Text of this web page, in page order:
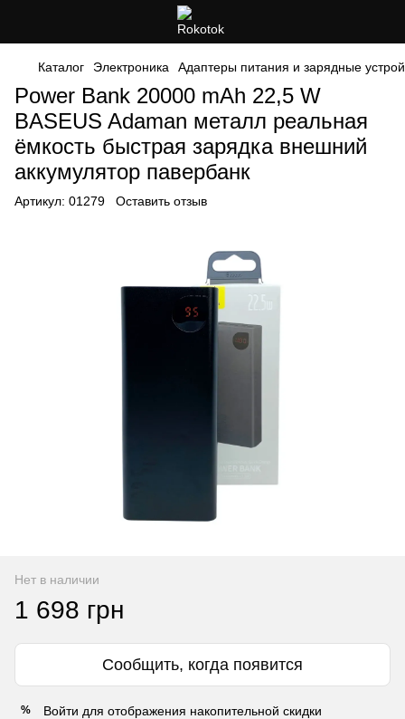
Каталог Электроника Адаптеры питания и зарядные
Power Bank 20000 mAh 22,5 W
BASEUS Adaman металл реальная
ёмкость быстрая зарядка внешний
аккумулятор павербанк
Артикул: 01279 Оставить отзыв
Нет в наличии
1 698 грн
Сообщить, когда появится
% Войти для отображения накопительной скидки